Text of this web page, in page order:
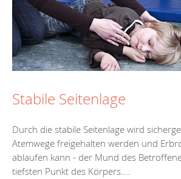
Stabile Seitenlage
Durch die stabile Seitenlage wird
Atemwege freigehalten werden und
ablaufen kann - der Mund des
tiefsten Punkt des Körpers....